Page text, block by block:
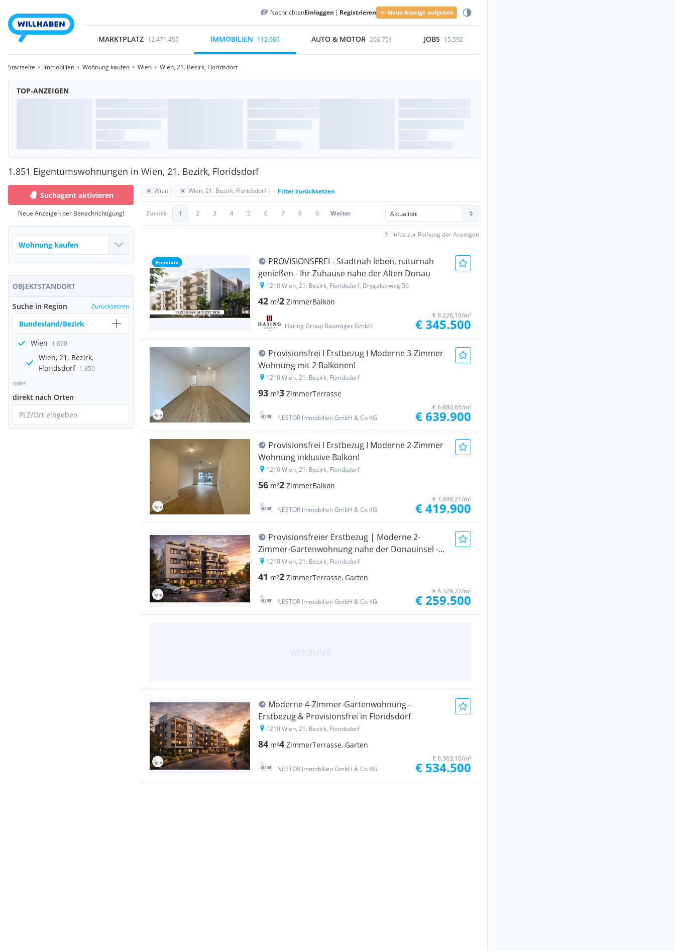
NachrichtenEinloggen | Registrieren Neue Anzeige aufgeben
MARKTPLATZ 12.471.455 IMMOBILIEN 112.669 AUTO & MOTOR 206.751 JOBS 15.592
Startseite Immobilien Wohnung kaufen Wien Wien, 21. Bezirk, Floridsdorf
TOP-ANZEIGEN
1.851 Eigentumswohnungen in Wien, 21. Bezirk, Floridsdorf
Suchagent aktivieren
Neue Anzeigen per Benachrichtigung!
OBJEKTSTANDORT
Suche in Region Zurücksetzen
Bundesland/Bezirk
Wien 1.850
Wien, 21. Bezirk,
Floridsdorf 1.850
oder
direkt nach Orten
PLZ/Ort eingeben
Wien Wien, 21. Bezirk, Floridsdorf Filter zurücksetzen
Zurück 1 2 3 4 5 6 7 8 9 Weiter
Infos zur Reihung der Anzeigen
Premium
PROVISIONSFREI - Stadtnah leben, naturnah
genießen - Ihr Zuhause nahe der Alten Donau
1210 Wien, 21. Bezirk, Floridsdorf, Drygalskiweg 59
42 m²2 ZimmerBalkon
Haring Group Bauträger GmbH
€ 8.226,19/m²
€ 345.500
Provisionsfrei I Erstbezug I Moderne 3-Zimmer
Wohnung mit 2 Balkonen!
1210 Wien, 21. Bezirk, Floridsdorf
93 m²3 ZimmerTerrasse
NESTOR Immobilien GmbH & Co KG
€ 6.880,65/m²
€ 639.900
Provisionsfrei I Erstbezug I Moderne 2-Zimmer
Wohnung inklusive Balkon!
1210 Wien, 21. Bezirk, Floridsdorf
56 m²2 ZimmerBalkon
NESTOR Immobilien GmbH & Co KG
€ 7.498,21/m²
€ 419.900
Provisionsfreier Erstbezug | Moderne 2-
Zimmer-Gartenwohnung nahe der Donauinsel -
Wohnen am Donaufeld
1210 Wien, 21. Bezirk, Floridsdorf
41 m²2 ZimmerTerrasse, Garten
NESTOR Immobilien GmbH & Co KG
€ 6.329,27/m²
€ 259.500
Moderne 4-Zimmer-Gartenwohnung -
Erstbezug & Provisionsfrei in Floridsdorf
1210 Wien, 21. Bezirk, Floridsdorf
84 m²4 ZimmerTerrasse, Garten
NESTOR Immobilien GmbH & Co KG
€ 6.363,10/m²
€ 534.500